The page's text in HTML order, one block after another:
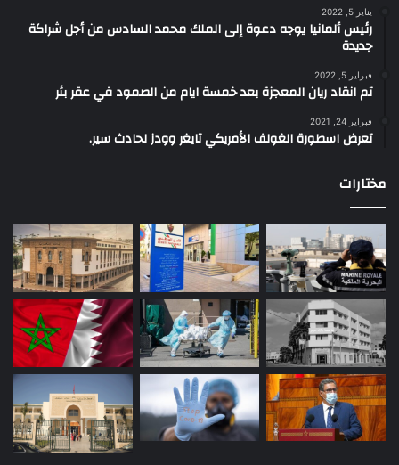
يناير 5, 2022
رئيس ألمانيا يوجه دعوة إلى الملك محمد السادس من أجل شراكة
جديدة
فبراير 5, 2022
تم انقاد ريان المعجزة بعد خمسة ايام من الصمود في عقر بئر
فبراير 24, 2021
تعرض اسطورة الغولف الأمريكي تايغر وودز لحادث سير.
مختارات